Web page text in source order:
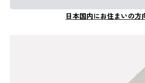
日本国内にお住まいの方